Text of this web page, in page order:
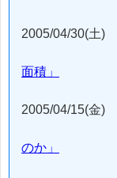
2005/04/30(土)
面積」
2005/04/15(金)
のか」